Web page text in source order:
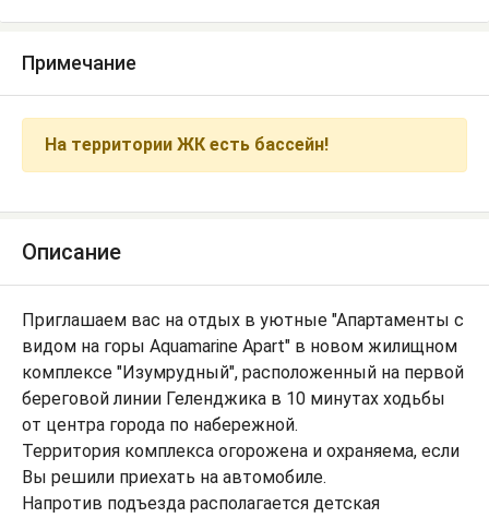
Примечание
На территории ЖК есть бассейн!
Описание
Приглашаем вас на отдых в уютные "Апартаменты с
видом на горы Aquamarine Apart" в новом жилищном
комплексе "Изумрудный", расположенный на первой
береговой линии Геленджика в 10 минутах ходьбы
от центра города по набережной.
Территория комплекса огорожена и охраняема, если
Вы решили приехать на автомобиле.
Напротив подъезда располагается детская